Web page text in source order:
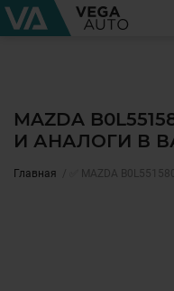
MAZDA
И АНАЛОГИ В
Главная ✅ MAZDA